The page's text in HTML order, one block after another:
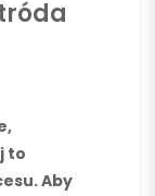
to
Aby